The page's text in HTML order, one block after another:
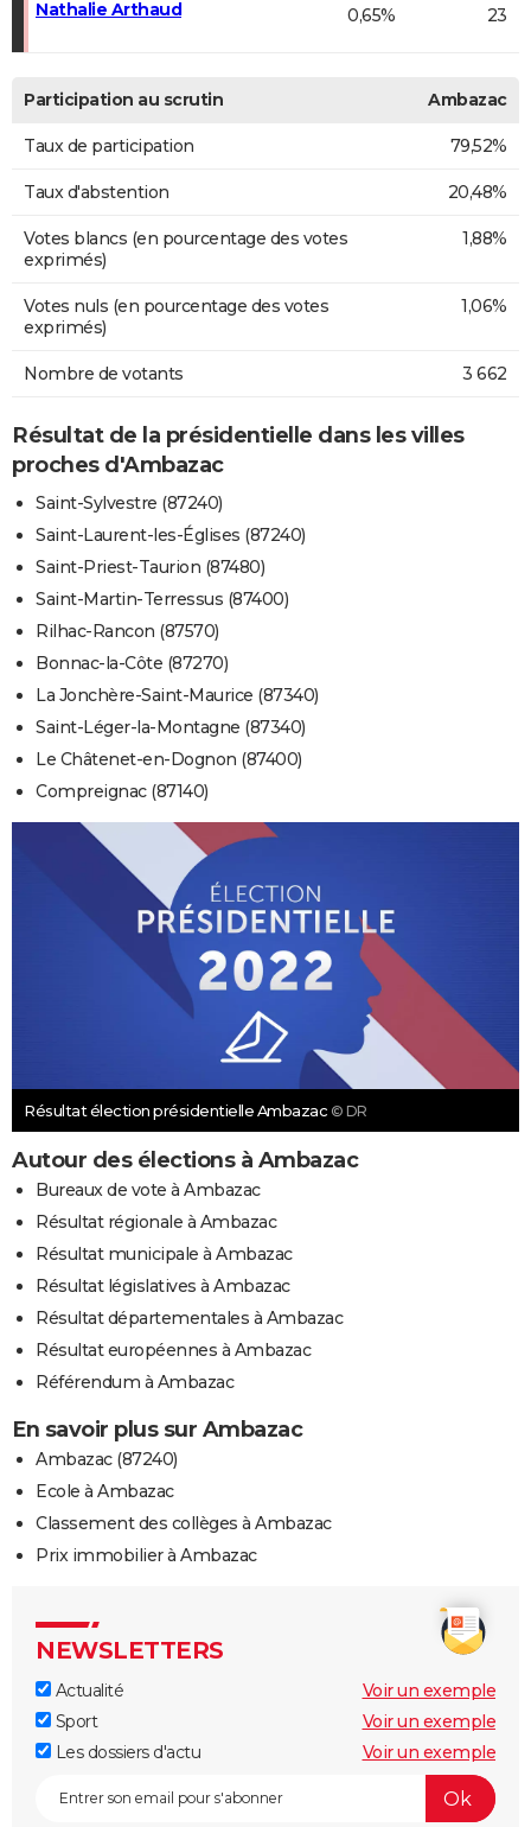
Nathalie Arthaud 0,65% 23
Participation au scrutin Ambazac
Taux de participation 79,52%
Taux d'abstention 20,48%
Votes blancs (en pourcentage des votes
exprimés)
1,88%
Votes nuls (en pourcentage des votes
exprimés)
1,06%
Nombre de votants 3 662
Résultat de la présidentielle dans les villes
proches d'Ambazac
Saint-Sylvestre (87240)
Saint-Laurent-les-Églises (87240)
Saint-Priest-Taurion (87480)
Saint-Martin-Terressus (87400)
Rilhac-Rancon (87570)
Bonnac-la-Côte (87270)
La Jonchère-Saint-Maurice (87340)
Saint-Léger-la-Montagne (87340)
Le Châtenet-en-Dognon (87400)
Compreignac (87140)
Résultat élection présidentielle Ambazac © DR
Autour des élections à Ambazac
Bureaux de vote à Ambazac
Résultat régionale à Ambazac
Résultat municipale à Ambazac
Résultat législatives à Ambazac
Résultat départementales à Ambazac
Résultat européennes à Ambazac
Référendum à Ambazac
En savoir plus sur Ambazac
Ambazac (87240)
Ecole à Ambazac
Classement des collèges à Ambazac
Prix immobilier à Ambazac
NEWSLETTERS
Actualité
Voir un exemple
Sport
Voir un exemple
Les dossiers d'actu
Voir un exemple